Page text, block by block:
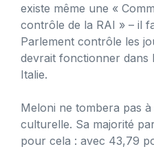
existe même une «
contrôle de la RAI » – il
Parlement contrôle les
devrait fonctionner dans
Italie.
Meloni ne tombera pas
culturelle. Sa majorité
pour cela : avec 43,79